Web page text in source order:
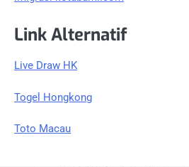
Link Alternatif
Live Draw HK
Togel Hongkong
Toto Macau